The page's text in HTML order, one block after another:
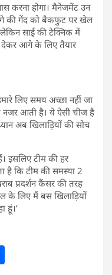
करना होगा। मैनेजमेंट उन
की गेंद को बैकफुट पर खेल
साई की टेक्निक में
देकर आगे के लिए तैयार
लिए समय अच्छा नहीं जा
नजर आती है। ये ऐसी चीज है
अब खिलाड़ियों की सोच
इसलिए टीम की हर
है कि टीम की समस्या 2
प्रदर्शन कैंसर की तरह
के लिए मैं बस खिलाड़ियों
हूं।’